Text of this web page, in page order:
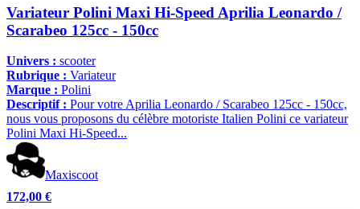
Variateur Polini Maxi Hi-Speed Aprilia Leonardo /
Scarabeo 125cc - 150cc
Univers : scooter
Rubrique : Variateur
Marque : Polini
Descriptif : Pour votre Aprilia Leonardo / Scarabeo 125cc - 150cc,
nous vous proposons du célèbre motoriste Italien Polini ce variateur
Polini Maxi Hi-Speed...
Maxiscoot
172,00 €